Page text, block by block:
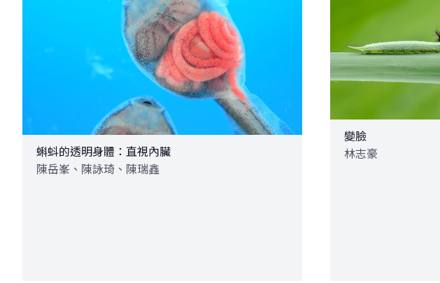
蝌蚪的透明身體：直視內臟
陳岳峯、陳詠琦、陳瑞鑫
變臉
林志豪